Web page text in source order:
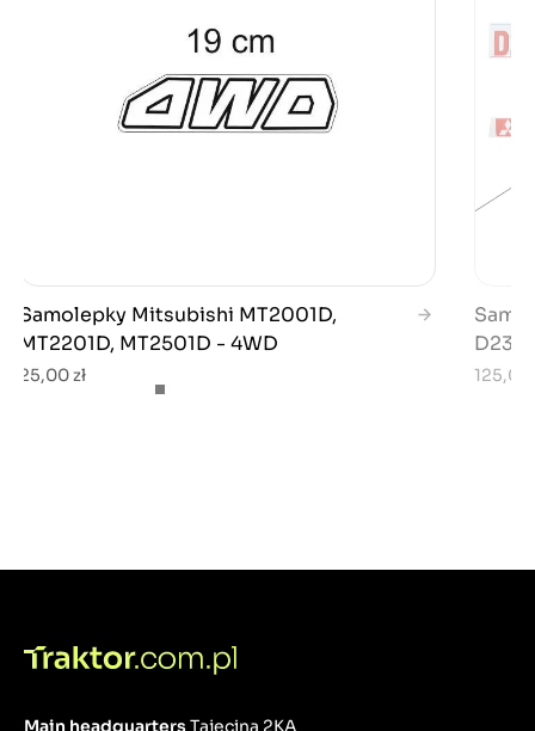
Samolepky Mitsubishi MT2001D,
MT2201D, MT2501D - 4WD
25,00 zł 125,00